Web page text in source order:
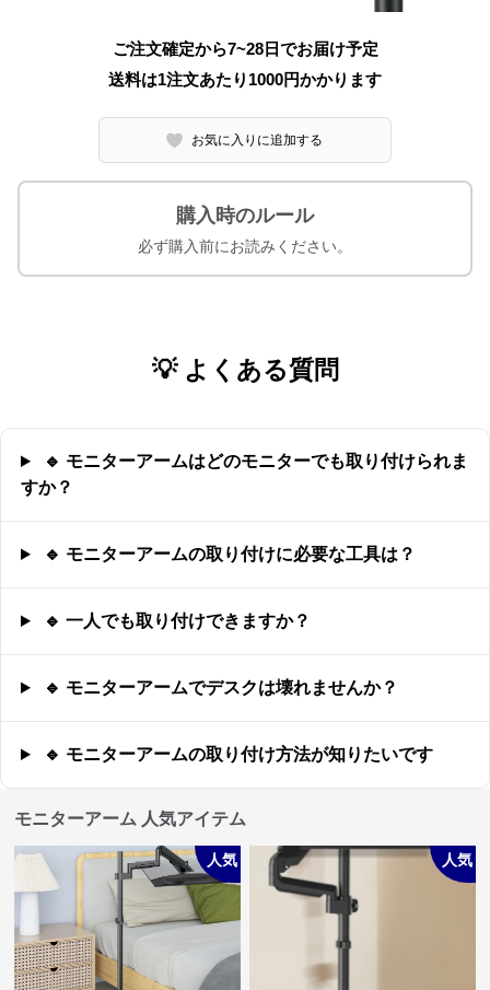
ご注文確定から7~28日でお届け予定
送料は1注文あたり 1000円かかります
お気に入りに追加する
購入時のルール
必ず購入前にお読みください。
💡 よくある質問
🔹 モニターアームはどのモニターでも取り付けられま
すか？
🔹 モニターアームの取り付けに必要な工具は？
🔹 一人でも取り付けできますか？
🔹 モニターアームでデスクは壊れませんか？
🔹 モニターアームの取り付け方法が知りたいです
モニターアーム 人気アイテム
人気 人気